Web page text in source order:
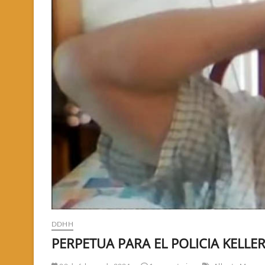
DDHH
PERPETUA PARA EL POLICIA KELLER